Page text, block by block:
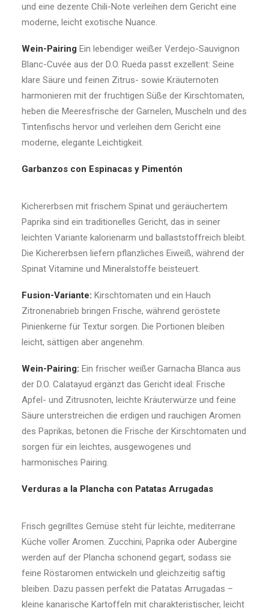
und eine dezente Chili-Note verleihen dem Gericht eine
moderne, leicht exotische Nuance.
Wein-Pairing Ein lebendiger weißer Verdejo-Sauvignon
Blanc-Cuvée aus der D.O. Rueda passt exzellent: Seine
klare Säure und feinen Zitrus- sowie Kräuternoten
harmonieren mit der fruchtigen Süße der Kirschtomaten,
heben die Meeresfrische der Garnelen, Muscheln und des
Tintenfischs hervor und verleihen dem Gericht eine
moderne, elegante Leichtigkeit.
Garbanzos con Espinacas y Pimentón
Kichererbsen mit frischem Spinat und geräuchertem
Paprika sind ein traditionelles Gericht, das in seiner
leichten Variante kalorienarm und ballaststoffreich bleibt.
Die Kichererbsen liefern pflanzliches Eiweiß, während der
Spinat Vitamine und Mineralstoffe beisteuert.
Fusion-Variante: Kirschtomaten und ein Hauch
Zitronenabrieb bringen Frische, während geröstete
Pinienkerne für Textur sorgen. Die Portionen bleiben
leicht, sättigen aber angenehm.
Wein-Pairing: Ein frischer weißer Garnacha Blanca aus
der D.O. Calatayud ergänzt das Gericht ideal: Frische
Apfel- und Zitrusnoten, leichte Kräuterwürze und feine
Säure unterstreichen die erdigen und rauchigen Aromen
des Paprikas, betonen die Frische der Kirschtomaten und
sorgen für ein leichtes, ausgewogenes und
harmonisches Pairing.
Verduras a la Plancha con Patatas Arrugadas
Frisch gegrilltes Gemüse steht für leichte, mediterrane
Küche voller Aromen. Zucchini, Paprika oder Aubergine
werden auf der Plancha schonend gegart, sodass sie
feine Röstaromen entwickeln und gleichzeitig saftig
bleiben. Dazu passen perfekt die Patatas Arrugadas –
kleine kanarische Kartoffeln mit charakteristischer, leicht